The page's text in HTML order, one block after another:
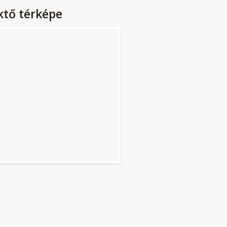
térképe